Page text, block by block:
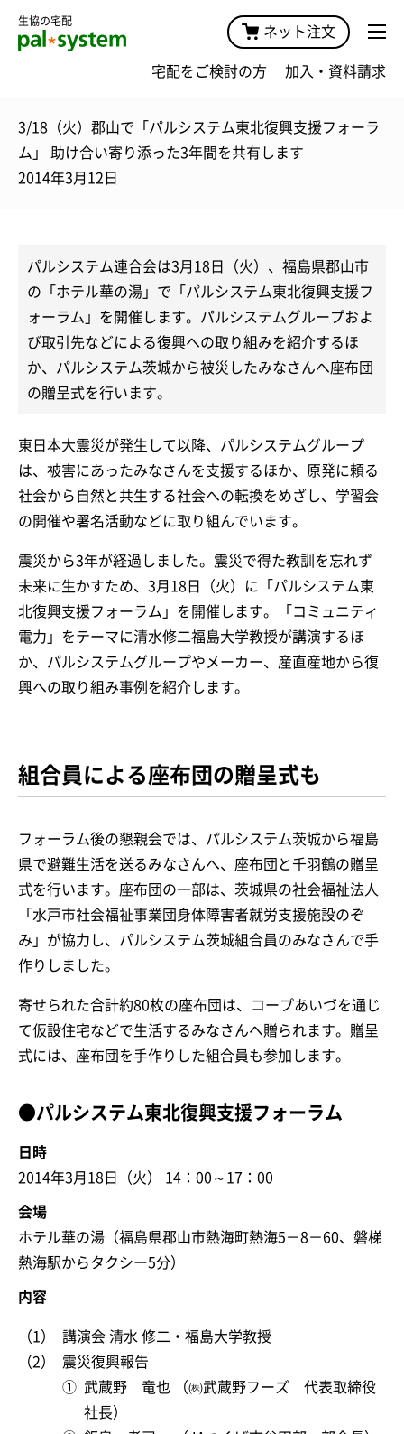
生協の宅配
ネット注文
宅配をご検討の方 加入・資料請求
3/18（火）郡山で「パルシステム東北復興支援フォーラ
ム」 助け合い寄り添った3年間を共有します
2014年3月12日
パルシステム連合会は3月18日（火）、福島県郡山市
の「ホテル華の湯」で「パルシステム東北復興支援フ
ォーラム」を開催します。パルシステムグループおよ
び取引先などによる復興への取り組みを紹介するほ
か、パルシステム茨城から被災したみなさんへ座布団
の贈呈式を行います。
東日本大震災が発生して以降、パルシステムグループ
は、被害にあったみなさんを支援するほか、原発に頼る
社会から自然と共生する社会への転換をめざし、学習会
の開催や署名活動などに取り組んでいます。
震災から3年が経過しました。震災で得た教訓を忘れず
未来に生かすため、3月18日（火）に「パルシステム東
北復興支援フォーラム」を開催します。「コミュニティ
電力」をテーマに清水修二福島大学教授が講演するほ
か、パルシステムグループやメーカー、産直産地から復
興への取り組み事例を紹介します。
組合員による座布団の贈呈式も
フォーラム後の懇親会では、パルシステム茨城から福島
県で避難生活を送るみなさんへ、座布団と千羽鶴の贈呈
式を行います。座布団の一部は、茨城県の社会福祉法人
「水戸市社会福祉事業団身体障害者就労支援施設のぞ
み」が協力し、パルシステム茨城組合員のみなさんで手
作りしました。
寄せられた合計約80枚の座布団は、コープあいづを通じ
て仮設住宅などで生活するみなさんへ贈られます。贈呈
式には、座布団を手作りした組合員も参加します。
●パルシステム東北復興支援フォーラム
日時
2014年3月18日（火） 14：00～17：00
会場
ホテル華の湯（福島県郡山市熱海町熱海5－8－60、磐梯
熱海駅からタクシー5分）
内容
（1）
講演会 清水 修二・福島大学教授
（2）
震災復興報告
① 武蔵野 竜也 （㈱武蔵野フーズ 代表取締役
社長）